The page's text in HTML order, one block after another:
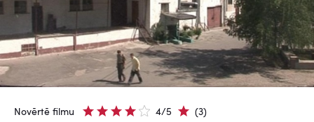
Novērtē filmu 4/5 (3)